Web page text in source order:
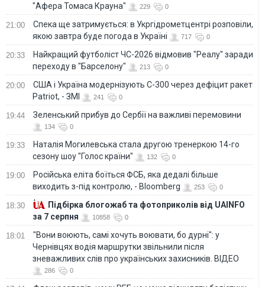
"Афера Томаса Крауна"
229 0
21:00
Спека ще затримується: в Укргідрометцентрі розповіли,
якою завтра буде погода в Україні
717 0
20:33
Найкращий футболіст ЧС-2026 відмовив "Реалу" заради
переходу в "Барселону"
213 0
20:00
США і Україна модернізують С-300 через дефіцит ракет
Patriot, - ЗМІ
241 0
19:44 Зеленський прибув до Сербії на важливі перемовини
134 0
19:33
Наталія Могилевська стала другою тренеркою 14-го
сезону шоу "Голос країни"
132 0
19:00
Російська еліта боїться ФСБ, яка дедалі більше
виходить з-під контролю, - Bloomberg
253 0
18:30
Підбірка блогожаб та фотоприколів від UAINFO
за 7 серпня
10858 0
18:01
"Вони воюють, самі хочуть воювати, бо дурні": у
Чернівцях водія маршрутки звільнили після
зневажливих слів про українських захисників. ВІДЕО
286 0